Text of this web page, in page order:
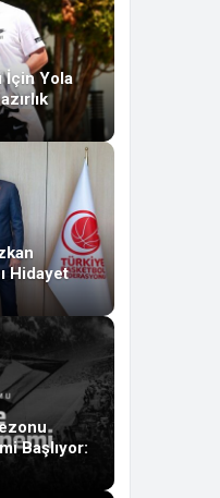
İçin Yola
Hidayet
Başlıyor: